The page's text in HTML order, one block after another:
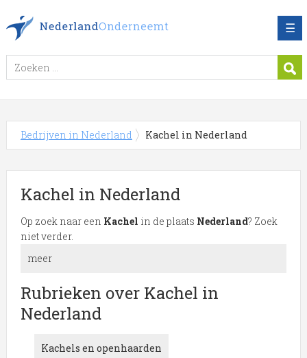
☰
Bedrijven in Nederland Kachel in Nederland
Kachel in Nederland
Op zoek naar een Kachel in de plaats Nederland? Zoek
niet verder.
meer
Meer over Kachel in Nederland
De bedrijven in onderstaande lijst bevinden zich in of
categorie Kachel.
Rubrieken over Kachel in
Nederland
Kachels en openhaarden